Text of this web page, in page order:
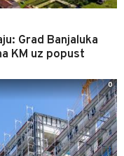
Grad Banjaluka
KM uz popust
0